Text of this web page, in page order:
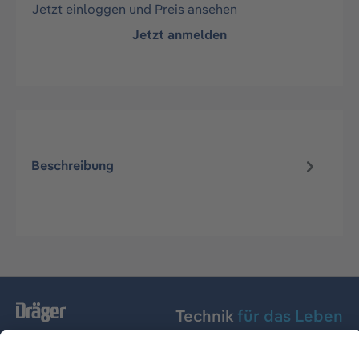
Jetzt einloggen und Preis ansehen
Jetzt anmelden
Beschreibung
Technik für das Leben